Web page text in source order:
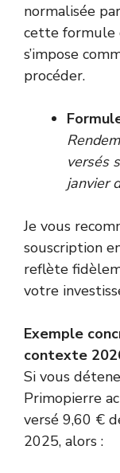
normalisée
cette formule
s’impose
procéder.
versés
janvier
Je vous
souscription
reflète
votre
Exemple
contexte
Si vous
Primopierre
versé 9,60 €
2025, alors :